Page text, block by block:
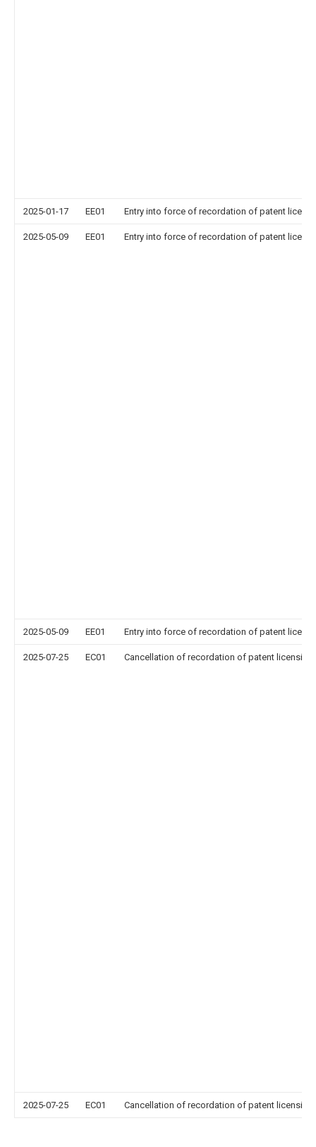
2025-01-17 EE01 Entry into force of recordation of patent
2025-05-09 EE01 Entry into force of recordation of patent
2025-05-09 EE01 Entry into force of recordation of patent
2025-07-25 EC01 Cancellation of recordation of patent licensing
2025-07-25 EC01 Cancellation of recordation of patent licensing